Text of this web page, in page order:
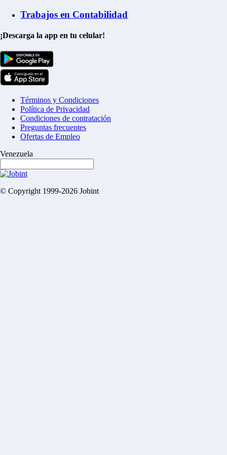
Trabajos en Contabilidad
¡Descarga la app en tu celular!
Términos y Condiciones
Política de Privacidad
Condiciones de contratación
Preguntas frecuentes
Ofertas de Empleo
Venezuela
© Copyright 1999-2026 Jobint